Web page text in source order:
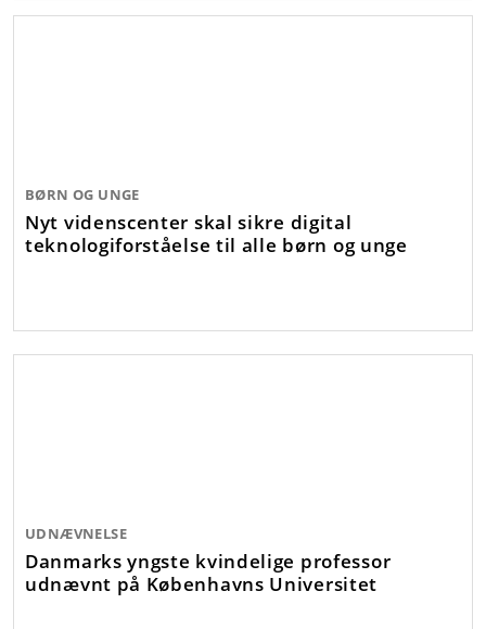
BØRN OG UNGE
Nyt videnscenter skal sikre digital
teknologiforståelse til alle børn og unge
UDNÆVNELSE
Danmarks yngste kvindelige professor
udnævnt på Københavns Universitet